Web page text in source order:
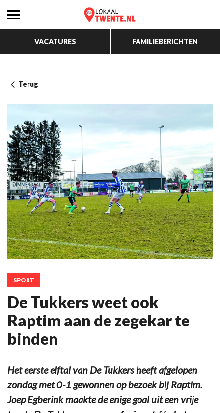
VACATURES FAMILIEBERICHTEN
Terug
SPORT
De Tukkers weet ook
Raptim aan de zegekar te
binden
Het eerste elftal van De Tukkers heeft afgelopen
zondag met 0-1 gewonnen op bezoek bij Raptim.
Joep Egberink maakte de enige goal uit een vrije